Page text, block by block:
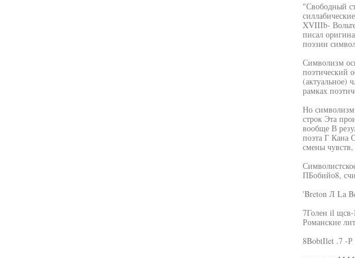
"Свободный
XVIIIb-
писал
поэзии
Символизм
поэтический
(актуальное)
рамках
Но символизм
строк Эта
вообще В
поэта Г Кана
смены
ПБобийо8,
'Breton Л La
7Голен il щсв-
Романские
8BobtIlet .7 -Р